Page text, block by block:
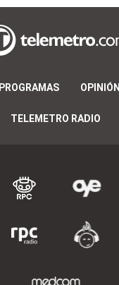
PROGRAMAS OPINIÓN
TELEMETRO RADIO